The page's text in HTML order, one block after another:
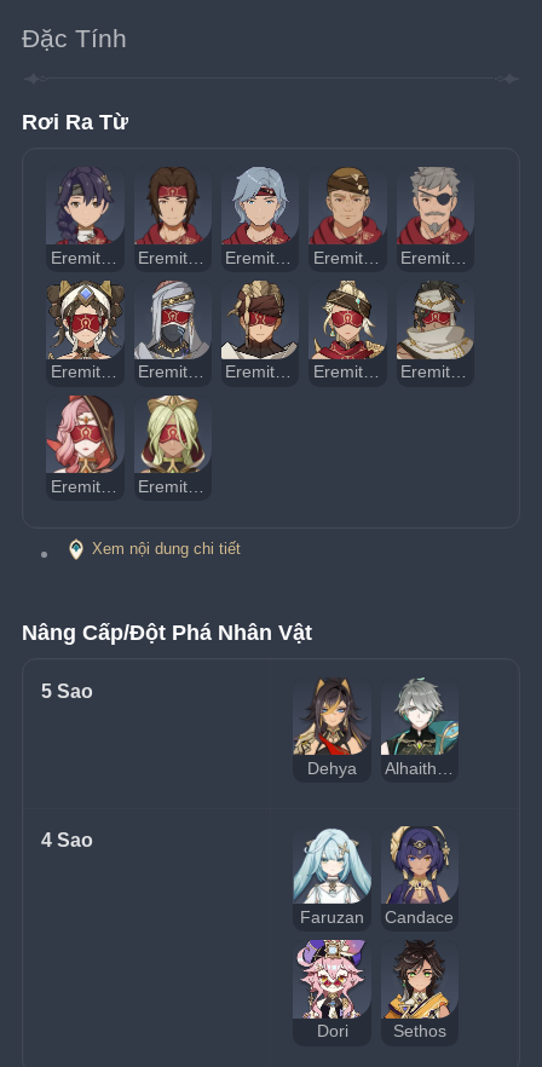
Đặc Tính
Rơi Ra Từ
Eremite - Riu Chiến Eremite - Phá Trận
Eremite Nước Giữa Sa Mạc Eremite Băng Giữa Nắng Nóng Eremite - Sấm Giữa Ban Ngày Eremite - Thợ Săn Gió Eremite - Kẻ Gọi Đá
Eremite - Người Kể Chuyện Cát Nóng
Xem nội dung chi tiết
Nâng Cấp/Đột Phá Nhân Vật
5 Sao
Dehya
4 Sao
Faruzan Candace
Dori Sethos